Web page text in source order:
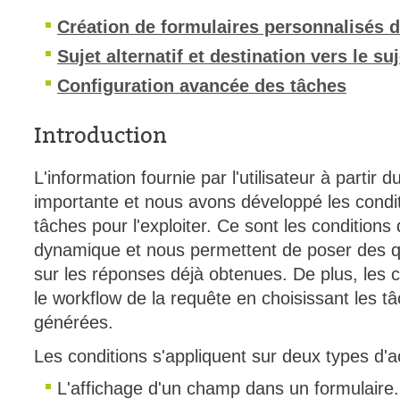
Locaux
Loi25 Quebec
M'inscrire au
Notes de
Octopus 7
Outils
permissions
Rapports &
Création de formulaires personnalisés
Sujet alternatif et destination vers le
Configuration avancée des tâches
Introduction
L'information fournie par l'utilisateur à partir
importante et nous avons développé les
tâches pour l'exploiter. Ce sont les conditions
dynamique et nous permettent de poser des
sur les réponses déjà obtenues. De plus, les
le workflow de la requête en choisissant les
générées.
Les conditions s'appliquent sur deux types
L'affichage d'un champ dans un formulaire.